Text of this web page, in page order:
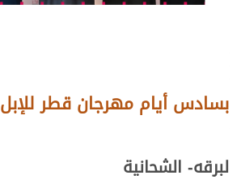
بسادس أيام مهرجان قطر للإبل
لبرقه- الشحانية